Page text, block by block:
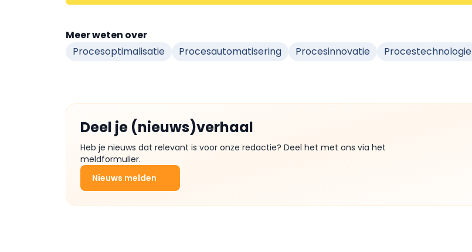
Meer weten over
Procesoptimalisatie
Procesautomatisering Procesinnovatie Procestechnologie
Deel je (nieuws)verhaal
Heb je nieuws dat relevant is voor onze redactie? Deel het met ons via het
meldformulier.
Nieuws melden